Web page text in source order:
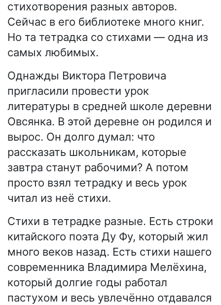
стихотворения разных авторов.
Сейчас в его библиотеке много книг.
Но та тетрадка со стихами — одна из
самых любимых.
Однажды Виктора Петровича
пригласили провести урок
литературы в средней школе деревни
Овсянка. В этой деревне он родился и
вырос. Он долго думал: что
рассказать школьникам, которые
завтра станут рабочими? А потом
просто взял тетрадку и весь урок
читал из неё стихи.
Стихи в тетрадке разные. Есть строки
китайского поэта Ду Фу, который жил
много веков назад. Есть стихи нашего
современника Владимира Мелёхина,
который долгие годы работал
пастухом и весь увлечённо отдавался